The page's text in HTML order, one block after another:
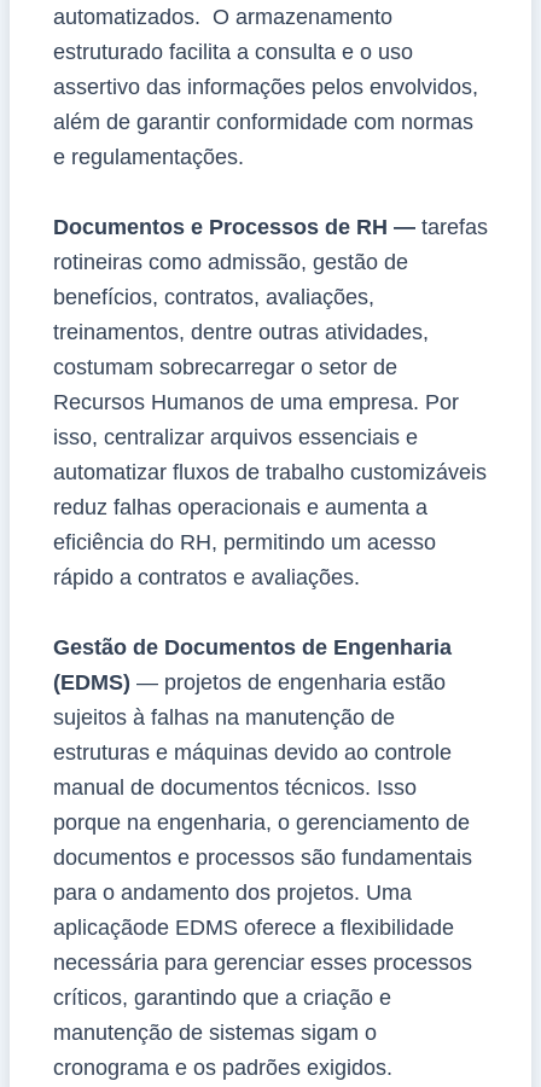
automatizados. O armazenamento
estruturado facilita a consulta e o uso
assertivo das informações pelos envolvidos,
além de garantir conformidade com normas
e regulamentações.
Documentos e Processos de RH — tarefas
rotineiras como admissão, gestão de
benefícios, contratos, avaliações,
treinamentos, dentre outras atividades,
costumam sobrecarregar o setor de
Recursos Humanos de uma empresa. Por
isso, centralizar arquivos essenciais e
automatizar fluxos de trabalho customizáveis
reduz falhas operacionais e aumenta a
eficiência do RH, permitindo um acesso
rápido a contratos e avaliações.
Gestão de Documentos de Engenharia
(EDMS) — projetos de engenharia estão
sujeitos à falhas na manutenção de
estruturas e máquinas devido ao controle
manual de documentos técnicos. Isso
porque na engenharia, o gerenciamento de
documentos e processos são fundamentais
para o andamento dos projetos. Uma
aplicaçãode EDMS oferece a flexibilidade
necessária para gerenciar esses processos
críticos, garantindo que a criação e
manutenção de sistemas sigam o
cronograma e os padrões exigidos.